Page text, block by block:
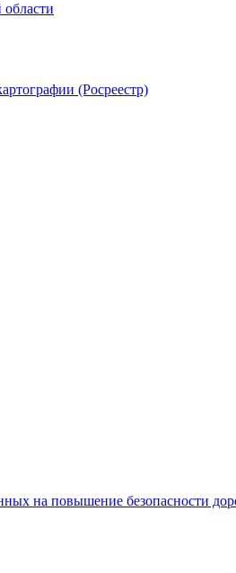
(Росреестр)
на повышение безопасности